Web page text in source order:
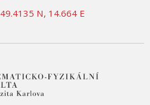
49.4135 N, 14.664 E